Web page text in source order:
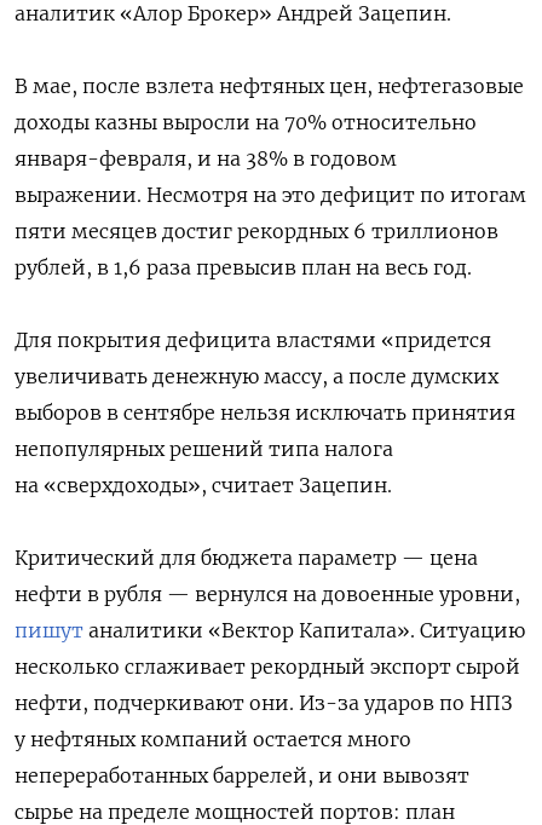
аналитик «Алор Брокер» Андрей Зацепин.
В мае, после взлета нефтяных цен, нефтегазовые
доходы казны выросли на 70% относительно
января-февраля, и на 38% в годовом
выражении. Несмотря на это дефицит по итогам
пяти месяцев достиг рекордных 6 триллионов
рублей, в 1,6 раза превысив план на весь год.
Для покрытия дефицита властями «придется
увеличивать денежную массу, а после думских
выборов в сентябре нельзя исключать принятия
непопулярных решений типа налога
на «сверхдоходы», считает Зацепин.
Критический для бюджета параметр — цена
нефти в рубля — вернулся на довоенные уровни,
пишут аналитики «Вектор Капитала». Ситуацию
несколько сглаживает рекордный экспорт сырой
нефти, подчеркивают они. Из-за ударов по НПЗ
у нефтяных компаний остается много
непереработанных баррелей, и они вывозят
сырье на пределе мощностей портов: план